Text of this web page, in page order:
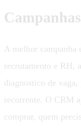
A melhor campanha
recrutamento e RH,
diagnostico de
recorrente. O CRM
comprar, quem